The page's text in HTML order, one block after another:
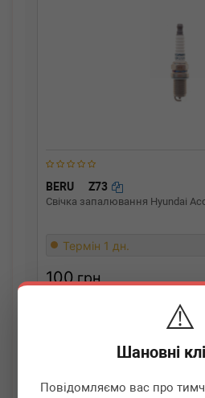
⚠️
Шановні
Повідомляємо вас про
BERU Z73
Свічка запалювання Hyundai
Термін 1 дн.
100грн